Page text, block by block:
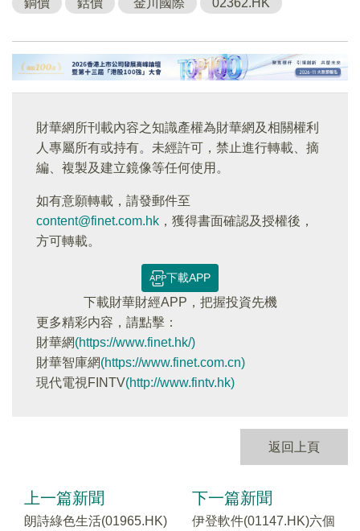
銅價 鈷價 金川國際 02362.HK
財華網所刊載內容之知識產權為財華網及相關權利
人專屬所有或持有。未經許可，禁止進行轉載、摘
編、複製及建立鏡像等任何使用。
如有意願轉載，請發郵件至
content@finet.com.hk ，獲得書面確認及授權後，
方可轉載。
下載APP
下載財華財經APP，把握投資先機
更多精彩内容，請點擊：
財華網(https://www.finet.hk/)
財華智庫網(https://www.finet.com.cn)
現代電視FINTV(http://www.fintv.hk)
返回上頁
上一篇新聞
朗詩綠色生活(01965.HK)
下一篇新聞
伊登軟件(01147.HK)六個